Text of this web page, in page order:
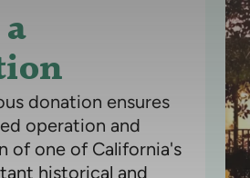
donation ensures
operation and
of one of California's
historical and